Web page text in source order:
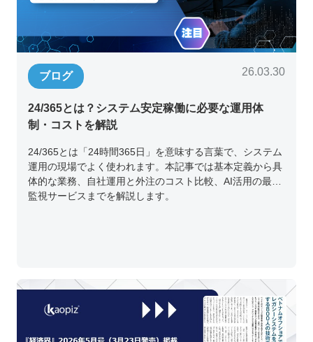
ブログ 26.03.30
24/365とは？システム安定稼働に必要な運用体
制・コストを解説
24/365とは「24時間365日」を意味する言葉で、システム
運用の現場でよく使われます。本記事では基本定義から具
体的な業務、自社運用と外注のコスト比較、AI活用の最新
監視サービスまでを解説します。